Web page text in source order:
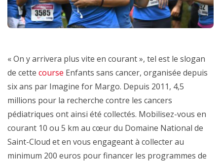
« On y arrivera plus vite en courant », tel est le slogan
de cette course Enfants sans cancer, organisée depuis
six ans par Imagine for Margo. Depuis 2011, 4,5
millions pour la recherche contre les cancers
pédiatriques ont ainsi été collectés. Mobilisez-vous en
courant 10 ou 5 km au cœur du Domaine National de
Saint-Cloud et en vous engageant à collecter au
minimum 200 euros pour financer les programmes de